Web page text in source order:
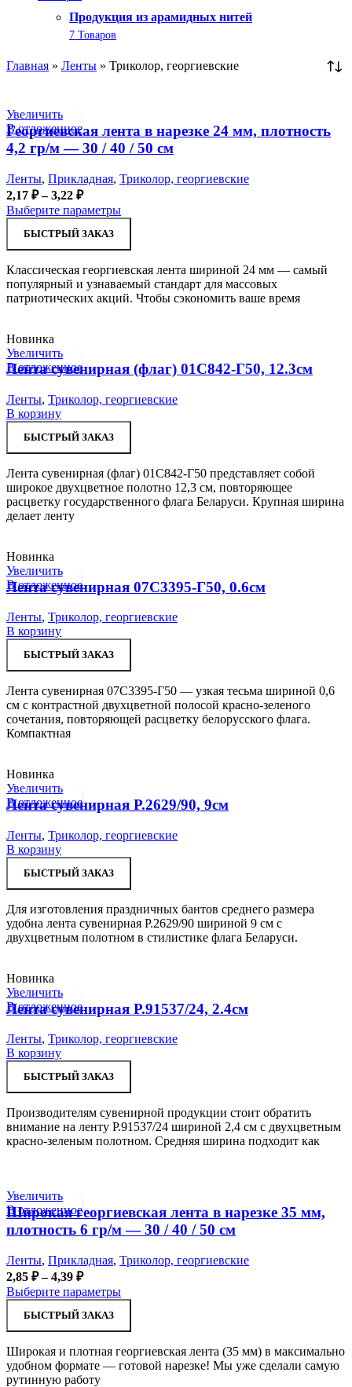
Продукция из арамидных нитей
7 Товаров
Главная » Ленты » Триколор, георгиевские
Увеличить
В отложенное
Георгиевская лента в нарезке 24 мм, плотность
4,2 гр/м — 30 / 40 / 50 см
Ленты, Прикладная, Триколор, георгиевские
2,17 ₽ – 3,22 ₽Диапазон
цен:
2,17 ₽
–
3,22 ₽
Выберите параметрыЭтот
товар
несколько
вариаций.
Опции
можно
БЫСТРЫЙ ЗАКАЗ
Классическая георгиевская лента шириной 24 мм — самый
популярный и узнаваемый стандарт для массовых
патриотических акций. Чтобы сэкономить ваше время
Новинка
Увеличить
В отложенное
Лента сувенирная (флаг) 01С842-Г50, 12.3см
Ленты, Триколор, георгиевские
В корзину
БЫСТРЫЙ ЗАКАЗ
Лента сувенирная (флаг) 01С842-Г50 представляет собой
широкое двухцветное полотно 12,3 см, повторяющее
расцветку государственного флага Беларуси. Крупная ширина
делает ленту
Новинка
Увеличить
В отложенное
Лента сувенирная 07С3395-Г50, 0.6см
Ленты, Триколор, георгиевские
В корзину
БЫСТРЫЙ ЗАКАЗ
Лента сувенирная 07С3395-Г50 — узкая тесьма шириной 0,6
см с контрастной двухцветной полосой красно-зеленого
сочетания, повторяющей расцветку белорусского флага.
Компактная
Новинка
Увеличить
В отложенное
Лента сувенирная Р.2629/90, 9см
Ленты, Триколор, георгиевские
В корзину
БЫСТРЫЙ ЗАКАЗ
Для изготовления праздничных бантов среднего размера
удобна лента сувенирная Р.2629/90 шириной 9 см с
двухцветным полотном в стилистике флага Беларуси.
Новинка
Увеличить
В отложенное
Лента сувенирная Р.91537/24, 2.4см
Ленты, Триколор, георгиевские
В корзину
БЫСТРЫЙ ЗАКАЗ
Производителям сувенирной продукции стоит обратить
внимание на ленту Р.91537/24 шириной 2,4 см с двухцветным
красно-зеленым полотном. Средняя ширина подходит как
Увеличить
В отложенное
Широкая георгиевская лента в нарезке 35 мм,
плотность 6 гр/м — 30 / 40 / 50 см
Ленты, Прикладная, Триколор, георгиевские
2,85 ₽ – 4,39 ₽Диапазон
цен:
2,85 ₽
–
4,39 ₽
Выберите параметрыЭтот
товар
несколько
вариаций.
Опции
БЫСТРЫЙ ЗАКАЗ
Широкая и плотная георгиевская лента (35 мм) в максимально
удобном формате — готовой нарезке! Мы уже сделали самую
рутинную работу